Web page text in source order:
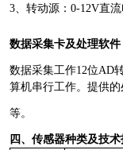
3、转动源：0-12V直
数据采集卡及处理软件
数据采集工作12位AD
算机串行工作。提供
等。
四、传感器种类及技